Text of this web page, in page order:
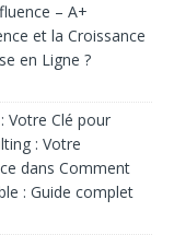
– A+
et la Croissance
en Ligne ?
Votre Clé pour
: Votre
dans Comment
: Guide complet